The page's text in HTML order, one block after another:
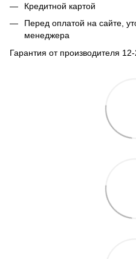
Кредитной картой
Перед оплатой на сайте,
менеджера
Гарантия от производителя